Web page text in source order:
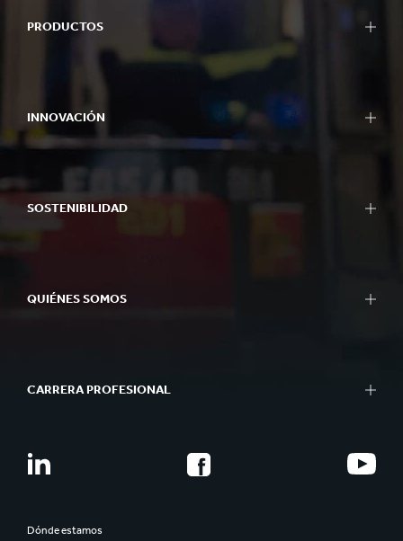
PRODUCTOS
INNOVACIÓN
SOSTENIBILIDAD
QUIÉNES SOMOS
CARRERA PROFESIONAL
Dónde estamos